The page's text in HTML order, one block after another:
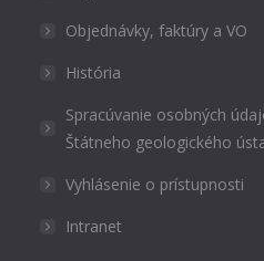
Objednávky, faktúry a VO
História
Spracúvanie osobných
Štátneho geologického
Vyhlásenie o prístupnosti
Intranet